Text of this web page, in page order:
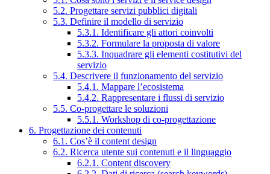
5.2. Progettare servizi pubblici digitali
5.3. Definire il modello di servizio
5.3.1. Identificare gli attori coinvolti
5.3.2. Formulare la proposta di valore
5.3.3. Inquadrare gli elementi costitutivi del
servizio
5.4. Descrivere il funzionamento del servizio
5.4.1. Mappare l’ecosistema
5.4.2. Rappresentare i flussi di servizio
5.5. Co-progettare le soluzioni
5.5.1. Workshop di co-progettazione
6. Progettazione dei contenuti
6.1. Cos’è il content design
6.2. Ricerca utente sui contenuti e il linguaggio
6.2.1. Content discovery